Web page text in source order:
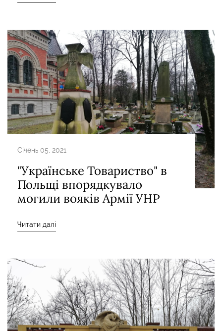
Січень 05, 2021
"Українське Товариство" в
Польщі впорядкувало
могили вояків Армії УНР
Читати далі